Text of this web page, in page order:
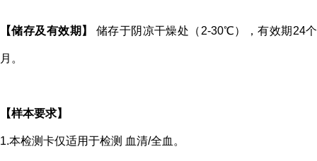
【储存及有效期】 储存于阴凉干燥处（2-30℃），有效期24个
月。
【样本要求】
1.本检测卡仅适用于检测 血清/全血。